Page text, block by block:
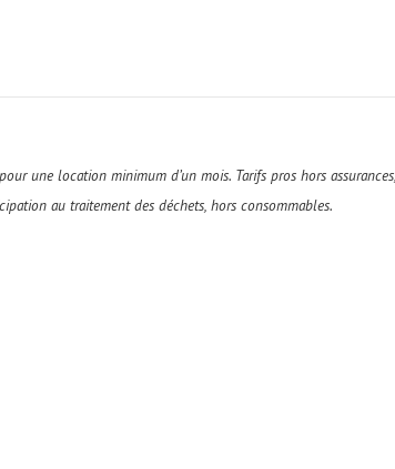
une location minimum d’un mois. Tarifs pros hors assurances,
au traitement des déchets, hors consommables.